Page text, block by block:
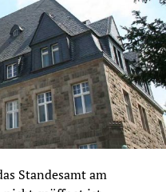
Standesamt am